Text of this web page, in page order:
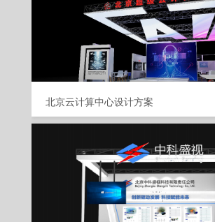
北京云计算中心设计方案